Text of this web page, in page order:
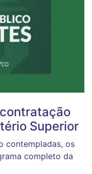
Superior
contempladas, os
completo da